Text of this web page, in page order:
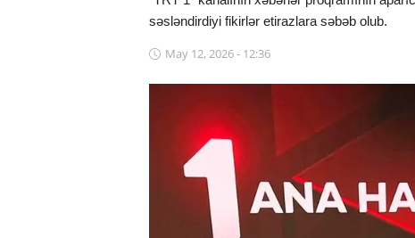
səsləndirdiyi fikirlər etirazlara səbəb olub.
May 12, 2026 - 12:36